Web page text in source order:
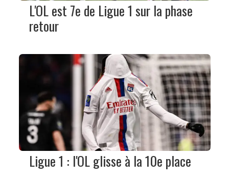
L'OL est 7e de Ligue 1 sur la phase
retour
Ligue 1 : l'OL glisse à la 10e place